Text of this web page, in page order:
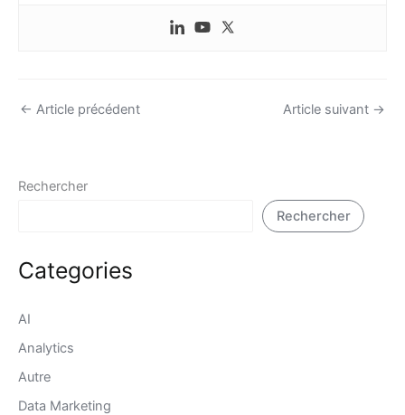
← Article précédent Article suivant →
Rechercher
Rechercher
Categories
AI
Analytics
Autre
Data Marketing